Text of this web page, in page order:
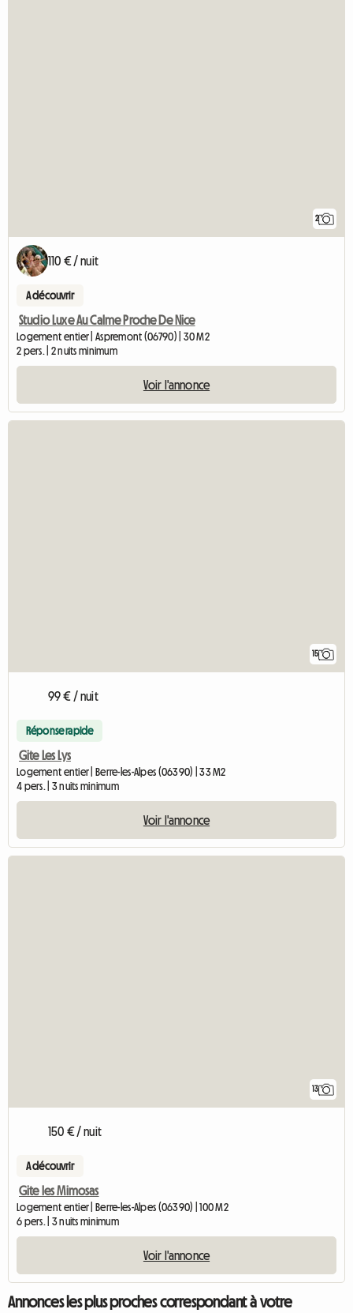
2
110 € / nuit
A découvrir
Studio Luxe Au Calme Proche De Nice
Logement entier | Aspremont (06790) | 30 M2
2 pers. | 2 nuits minimum
Voir l'annonce
15
99 € / nuit
Réponse rapide
Gite Les Lys
Logement entier | Berre-les-Alpes (06390) | 33 M2
4 pers. | 3 nuits minimum
Voir l'annonce
13
150 € / nuit
A découvrir
Gite les Mimosas
Logement entier | Berre-les-Alpes (06390) | 100 M2
6 pers. | 3 nuits minimum
Voir l'annonce
Annonces les plus proches correspondant à votre